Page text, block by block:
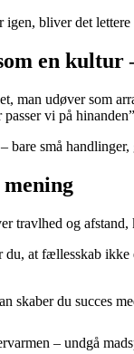
igen, bliver det
en kultur
man udøver som
vi på
bare små
travlhed og
at fællesskab ikke
skaber du succes
– undgå